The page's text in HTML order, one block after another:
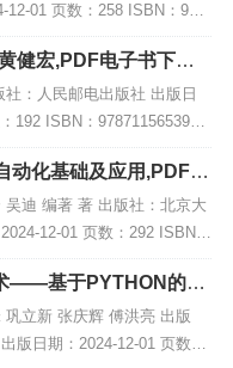
12-01 页数：258 ISBN：978
小：192MB [高清扫描版PDF
健宏,PDF电子书下载,
：人民邮电出版社 出版日
192 ISBN：9787115653956
高清扫描版PDF格式] 内容简
动化基础及应用,PDF电
迪 编著 著 出版社：北京大
12-01 页数：292 ISBN：
大小：261MB [高清扫描版P
——基于PYTHON的实
立新 张庆辉 傅洪亮 出版
版日期：2024-12-01 页数：